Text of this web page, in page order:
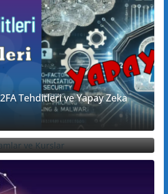
Tehditleri ve Yapay Zeka
ve Kurslar